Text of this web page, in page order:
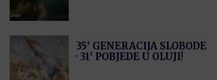
35′ GENERACIJA SLOBODE
· 31′ POBJEDE U OLUJI!